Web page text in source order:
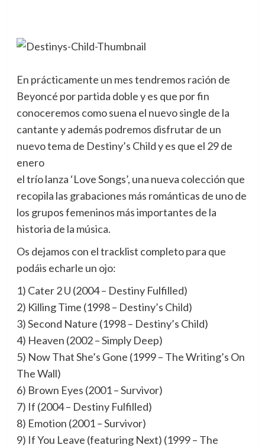
En prácticamente un mes tendremos ración de
Beyoncé por partida doble y es que por fin
conoceremos como suena el nuevo single de la
cantante y además podremos disfrutar de un
nuevo tema de Destiny’s Child y es que el 29 de
enero
el trío lanza ‘Love Songs’, una nueva colección que
recopila las grabaciones más románticas de uno de
los grupos femeninos más importantes de la
historia de la música.
Os dejamos con el tracklist completo para que
podáis echarle un ojo:
1) Cater 2 U (2004 – Destiny Fulfilled)
2) Killing Time (1998 – Destiny’s Child)
3) Second Nature (1998 – Destiny’s Child)
4) Heaven (2002 – Simply Deep)
5) Now That She’s Gone (1999 – The Writing’s On
The Wall)
6) Brown Eyes (2001 – Survivor)
7) If (2004 – Destiny Fulfilled)
8) Emotion (2001 – Survivor)
9) If You Leave (featuring Next) (1999 – The